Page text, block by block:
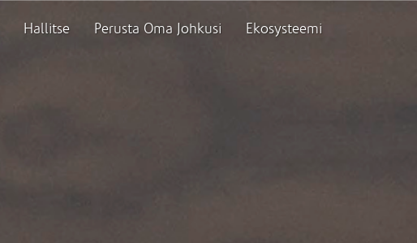
Hallitse Perusta Oma Johkusi Ekosysteemi